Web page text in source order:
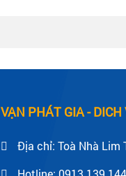
VẠN PHÁT GIA -
Địa chỉ: Toà Nhà Lim